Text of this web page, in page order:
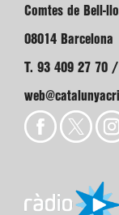
Comtes de Bell-
08014 Barcelona
T. 93 409 27 70